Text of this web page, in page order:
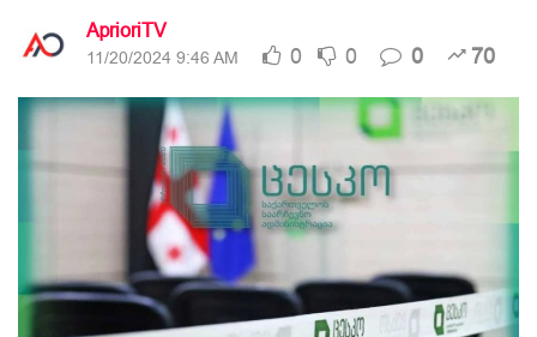
AprioriTV
11/20/2024 9:46 AM 0 0 0 70